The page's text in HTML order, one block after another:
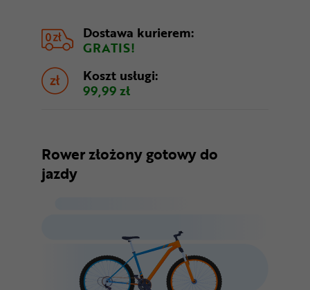
Dostawa kurierem:
GRATIS!
Koszt usługi:
99,99 zł
Rower złożony gotowy do
jazdy